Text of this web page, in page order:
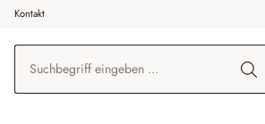
Hauptinhalt springen
Zur Suche springen
Zur Hauptnavigation springen
Kontakt